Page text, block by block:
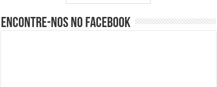
Encontre-nos no Facebook